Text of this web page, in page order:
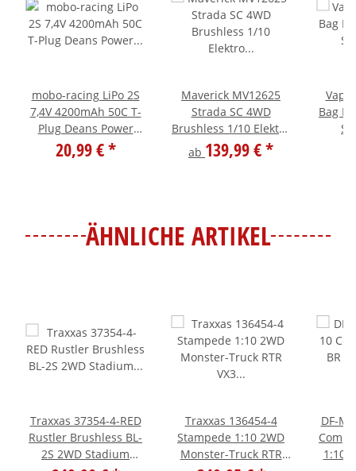
mobo-racing LiPo 2S
7,4V 4200mAh 50C T-
Plug Deans Power
Racing by Team
Corally
20,99 €*
Maverick MV12625
Strada SC 4WD
Brushless 1/10 Elektro
SC-Truck - ohne
Akku/Lader
ab 139,99 €*
Bag B
ÄHNLICHE ARTIKEL
Traxxas 37354-4-RED
Rustler Brushless BL-
2S 2WD Stadium
Traxxas 136454-4
Stampede 1:10 2WD
Monster-Truck RTR
DF-